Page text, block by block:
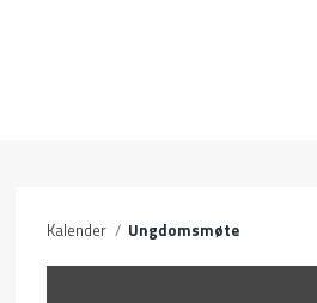
Kalender / Ungdomsmøte